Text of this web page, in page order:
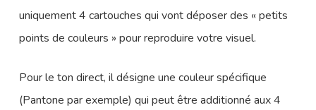
uniquement 4 cartouches qui vont déposer des « petits
points de couleurs » pour reproduire votre visuel.
Pour le ton direct, il désigne une couleur spécifique
(Pantone par exemple) qui peut être additionné aux 4